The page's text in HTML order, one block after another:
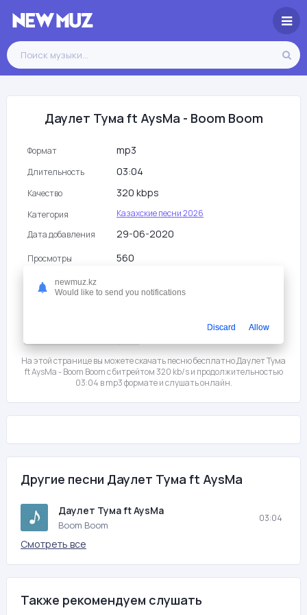
Даулет Тума ft AysMa - Boom Boom
Формат mp3
Длительность 03:04
Качество 320 kbps
Категория
Казахские песни 2026
Дата добавления
29-06-2020
Просмотры 560
Слушать Скачать
На этой странице вы можете скачать песню бесплатно Даулет Тума
ft AysMa - Boom Boom с битрейтом 320 kb/s и продолжительностью
03:04 в mp3 формате и слушать онлайн.
Другие песни Даулет Тума ft AysMa
Даулет Тума ft AysMa
Boom Boom
03:04
Смотреть все
Также рекомендуем слушать
newmuz.kz
Would like to send you notifications
Discard Allow